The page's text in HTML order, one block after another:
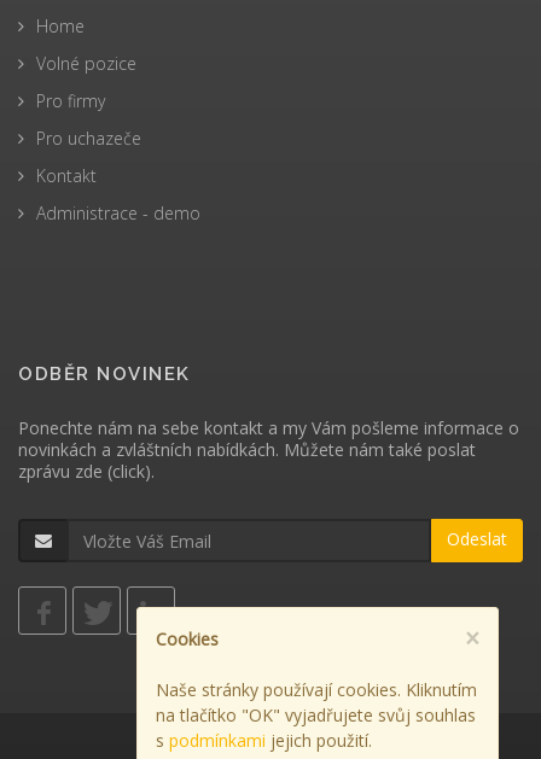
×
Cookies
Naše stránky používají cookies. Kliknutím
na tlačítko "OK" vyjadřujete svůj souhlas
s podmínkami jejich použití.
Home
Volné pozice
Pro firmy
Pro uchazeče
Kontakt
Administrace - demo
ODBĚR NOVINEK
Ponechte nám na sebe kontakt a my Vám pošleme informace o
novinkách a zvláštních nabídkách. Můžete nám také poslat
zprávu zde (click).
Odeslat
Použití cookies